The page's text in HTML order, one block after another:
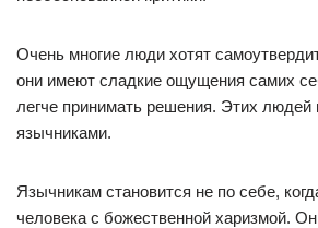
Очень многие люди хотят
они имеют сладкие ощущения самих
легче принимать решения. Этих людей
язычниками.
Язычникам становится не по себе,
человека с божественной харизмой.